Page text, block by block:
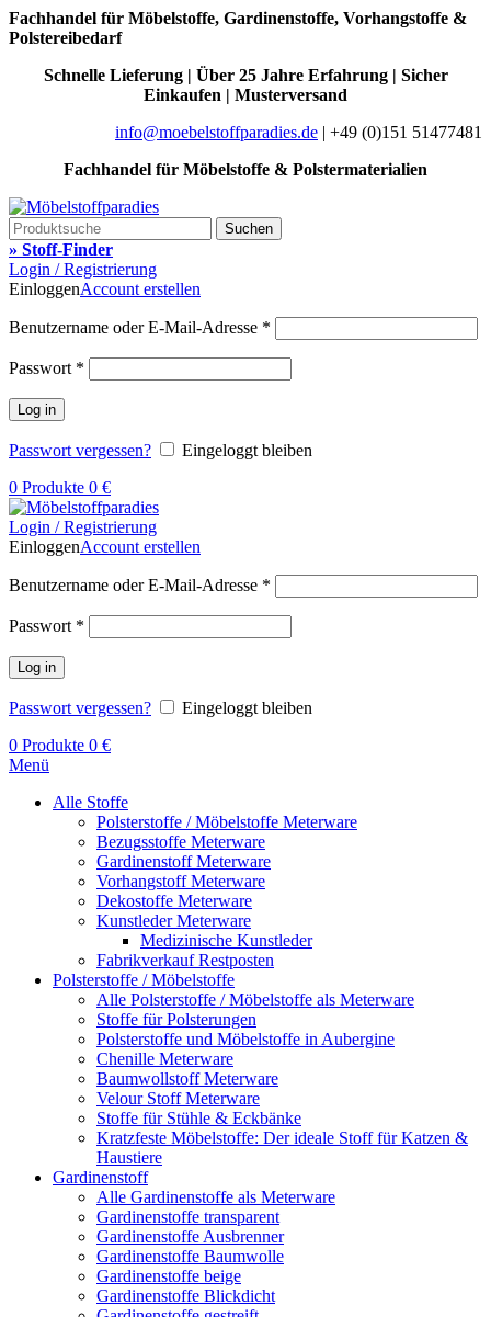
Fachhandel für Möbelstoffe, Gardinenstoffe, Vorhangstoffe &
Polstereibedarf
Schnelle Lieferung | Über 25 Jahre Erfahrung | Sicher
Einkaufen | Musterversand
info@moebelstoffparadies.de | +49 (0)151 51477481
Fachhandel für Möbelstoffe & Polstermaterialien
Suchen
» Stoff-Finder
Login / Registrierung
EinloggenAccount erstellen
Benutzername oder E-Mail-Adresse *
Passwort *
Log in
Passwort vergessen?
Eingeloggt bleiben
0 Produkte 0 €
Login / Registrierung
EinloggenAccount erstellen
Benutzername oder E-Mail-Adresse *
Passwort *
Log in
Passwort vergessen?
Eingeloggt bleiben
0 Produkte 0 €
Menü
Alle Stoffe
Polsterstoffe / Möbelstoffe Meterware
Bezugsstoffe Meterware
Gardinenstoff Meterware
Vorhangstoff Meterware
Dekostoffe Meterware
Kunstleder Meterware
Medizinische Kunstleder
Fabrikverkauf Restposten
Polsterstoffe / Möbelstoffe
Alle Polsterstoffe / Möbelstoffe als Meterware
Stoffe für Polsterungen
Polsterstoffe und Möbelstoffe in Aubergine
Chenille Meterware
Baumwollstoff Meterware
Velour Stoff Meterware
Stoffe für Stühle & Eckbänke
Kratzfeste Möbelstoffe: Der ideale Stoff für Katzen &
Haustiere
Gardinenstoff
Alle Gardinenstoffe als Meterware
Gardinenstoffe transparent
Gardinenstoffe Ausbrenner
Gardinenstoffe Baumwolle
Gardinenstoffe beige
Gardinenstoffe Blickdicht